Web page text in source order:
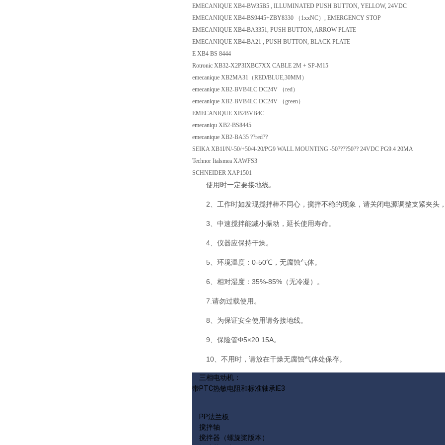
EMECANIQUE XB4-BW35B5 , ILLUMINATED PUSH BUTTON, YELLOW, 24VDC
EMECANIQUE XB4-BS9445+ZBY8330 （1xxNC）, EMERGENCY STOP
EMECANIQUE XB4-BA3351, PUSH BUTTON, ARROW PLATE
EMECANIQUE XB4-BA21 , PUSH BUTTON, BLACK PLATE
E XB4 BS 8444
Rotronic XB32-X2P3IXBC7XX CABLE 2M + SP-M15
emecanique XB2MA31（RED/BLUE,30MM）
emecanique XB2-BVB4LC DC24V （red）
emecanique XB2-BVB4LC DC24V （green）
EMECANIQUE XB2BVB4C
emecaniqu XB2-BS8445
emecanique XB2-BA35 ??red??
SEIKA XB1I/N/-50/+50/4-20/PG9 WALL MOUNTING -50????50?? 24VDC PG9.4 20MA
Technor Italsmea XAWFS3
SCHNEIDER XAP1501
使用时一定要接地线。
2、工作时如发现搅拌棒不同心，搅拌不稳的现象，请关闭电源调整支紧夹头
3、中速搅拌能减小振动，延长使用寿命。
4、仪器应保持干燥。
5、环境温度：0-50℃，无腐蚀气体。
6、相对湿度：35%-85%（无冷凝）。
7.请勿过载使用。
8、为保证安全使用请务接地线。
9、保险管Φ5×20 15A。
10、不用时，请放在干燥无腐蚀气体处保存。
三相电动机：
带PTC热敏电阻和标准轴承 IE3
PP法兰板
搅拌轴
搅拌器（螺旋桨版本）